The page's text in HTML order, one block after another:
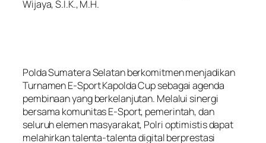
Wijaya, S.I.K., M.H.
Polda Sumatera Selatan berkomitmen menjadikan
Turnamen E-Sport Kapolda Cup sebagai agenda
pembinaan yang berkelanjutan. Melalui sinergi
bersama komunitas E-Sport, pemerintah, dan
seluruh elemen masyarakat, Polri optimistis dapat
melahirkan talenta-talenta digital berprestasi